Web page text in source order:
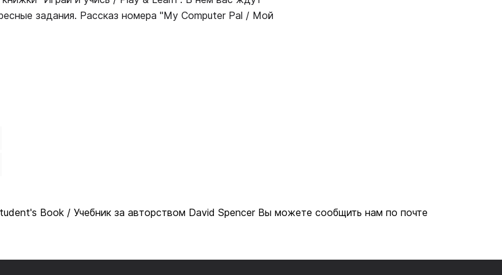
задания. Рассказ номера "My Computer Pal / Мой
Book / Учебник за авторством David Spencer Вы можете сообщить нам по почте